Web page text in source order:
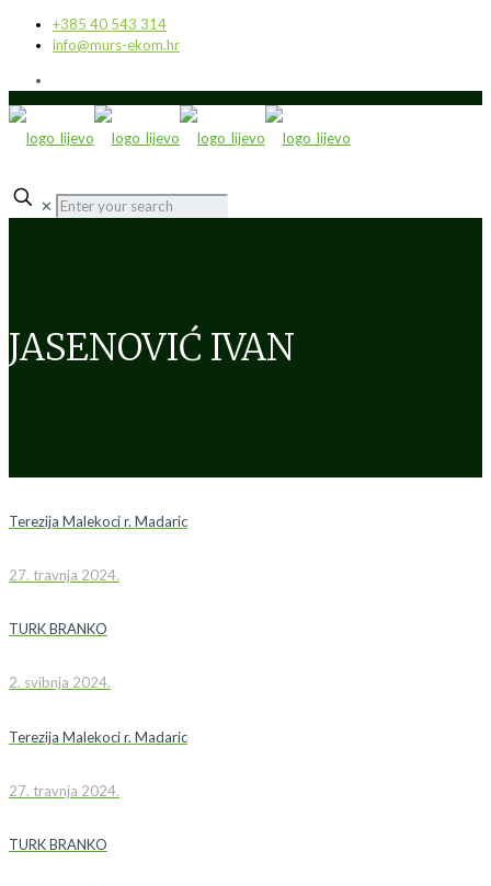
+385 40 543 314
info@murs-ekom.hr
✕
JASENOVIĆ IVAN
Terezija Malekoci r. Madaric
27. travnja 2024.
TURK BRANKO
2. svibnja 2024.
Terezija Malekoci r. Madaric
27. travnja 2024.
TURK BRANKO